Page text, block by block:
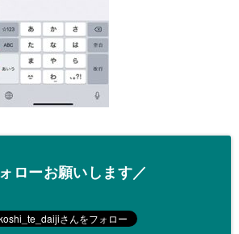
ローお願いします／